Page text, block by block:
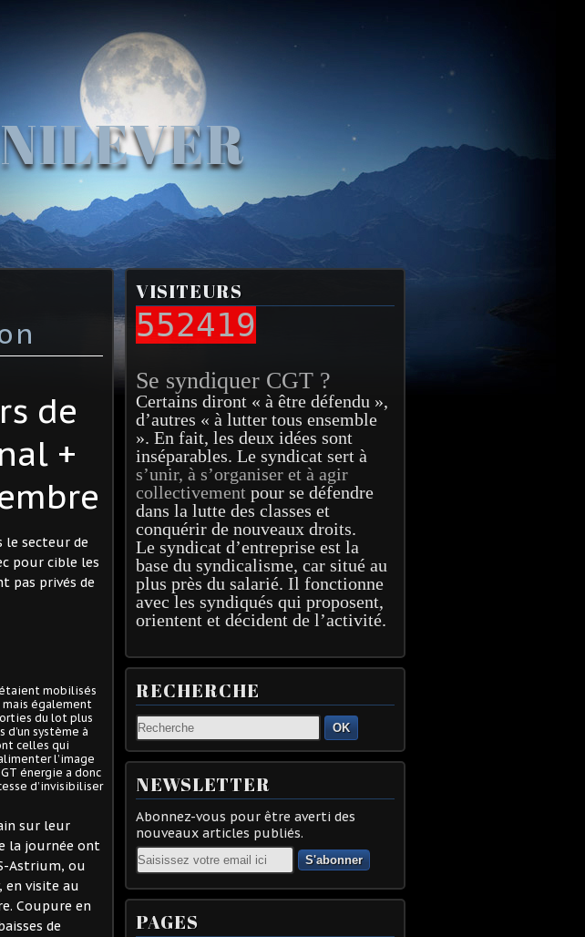
de
+
le secteur de
pour cible les
pas privés de
étaient mobilisés
mais également
du lot plus
d’un système à
celles qui
l’image
énergie a donc
d’invisibiliser
sur leur
la journée ont
Astrium, ou
en visite au
Coupure en
de
VISITEURS
552419
Se syndiquer CGT ?
Certains diront « à être défendu »,
d’autres « à lutter tous ensemble
». En fait, les deux idées sont
inséparables. Le syndicat sert à
s’unir, à s’organiser et à agir
collectivement pour se défendre
dans la lutte des classes et
conquérir de nouveaux droits.
Le syndicat d’entreprise est la
base du syndicalisme, car situé au
plus près du salarié. Il fonctionne
avec les syndiqués qui proposent,
orientent et décident de l’activité.
RECHERCHE
OK
NEWSLETTER
Abonnez-vous pour être averti des
nouveaux articles publiés.
Email
PAGES